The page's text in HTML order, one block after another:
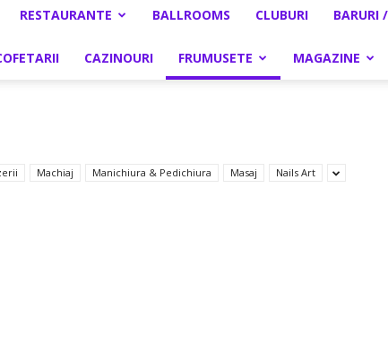
RESTAURANTE BALLROOMS CLUBURI BARURI
CAZINOURI FRUMUSETE MAGAZINE
Machiaj Manichiura & Pedichiura Masaj Nails Art